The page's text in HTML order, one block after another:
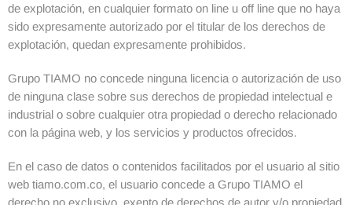
de explotación, en cualquier formato on line u off line que no haya
sido expresamente autorizado por el titular de los derechos de
explotación, quedan expresamente prohibidos.
Grupo TIAMO no concede ninguna licencia o autorización de uso
de ninguna clase sobre sus derechos de propiedad intelectual e
industrial o sobre cualquier otra propiedad o derecho relacionado
con la página web, y los servicios y productos ofrecidos.
En el caso de datos o contenidos facilitados por el usuario al sitio
web tiamo.com.co, el usuario concede a Grupo TIAMO el
derecho no exclusivo, exento de derechos de autor y/o propiedad